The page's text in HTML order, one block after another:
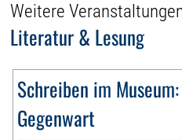
Weitere
Literatur & Lesung
Schreiben im
Gegenwart